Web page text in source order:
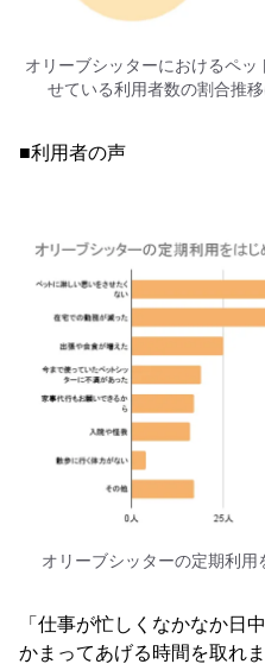
オリーブシッターにおけるペ
せている利用者数の割合推
■利用者の声
オリーブシッターの定期利用
「仕事が忙しくなかなか日
かまってあげる時間を取れ